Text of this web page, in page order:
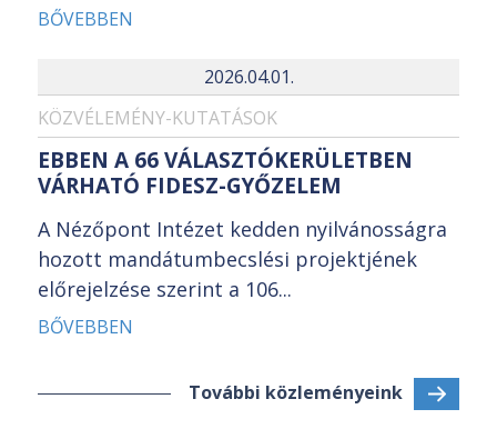
BŐVEBBEN
2026.04.01.
KÖZVÉLEMÉNY-KUTATÁSOK
EBBEN A 66 VÁLASZTÓKERÜLETBEN
VÁRHATÓ FIDESZ-GYŐZELEM
A Nézőpont Intézet kedden nyilvánosságra
hozott mandátumbecslési projektjének
előrejelzése szerint a 106...
BŐVEBBEN
További közleményeink